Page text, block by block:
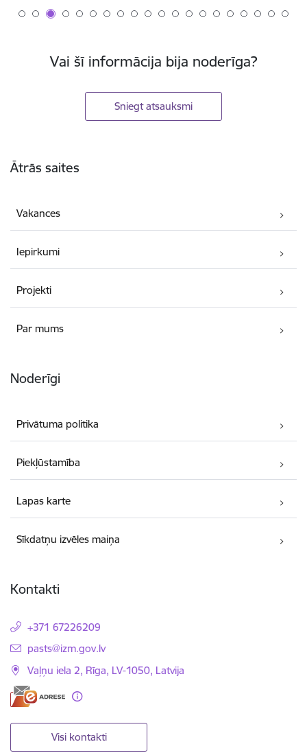
Vai šī informācija bija noderīga?
Sniegt atsauksmi
Ātrās saites
Vakances
Iepirkumi
Projekti
Par mums
Noderīgi
Privātuma politika
Piekļūstamība
Lapas karte
Sīkdatņu izvēles maiņa
Kontakti
+371 67226209
E-pasts:
pasts@izm.gov.lv
Vaļņu iela 2, Rīga, LV-1050, Latvija
Visi kontakti